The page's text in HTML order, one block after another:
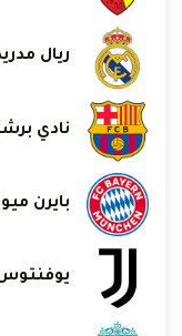
ريال
نادي
بايرن